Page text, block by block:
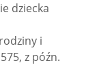
dziecka
i
z późn.